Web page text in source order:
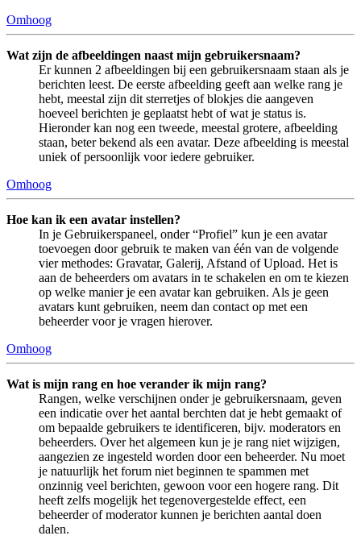
Omhoog
Wat zijn de afbeeldingen naast mijn gebruikersnaam?
Er kunnen 2 afbeeldingen bij een gebruikersnaam staan als je
berichten leest. De eerste afbeelding geeft aan welke rang je
hebt, meestal zijn dit sterretjes of blokjes die aangeven
hoeveel berichten je geplaatst hebt of wat je status is.
Hieronder kan nog een tweede, meestal grotere, afbeelding
staan, beter bekend als een avatar. Deze afbeelding is meestal
uniek of persoonlijk voor iedere gebruiker.
Omhoog
Hoe kan ik een avatar instellen?
In je Gebruikerspaneel, onder “Profiel” kun je een avatar
toevoegen door gebruik te maken van één van de volgende
vier methodes: Gravatar, Galerij, Afstand of Upload. Het is
aan de beheerders om avatars in te schakelen en om te kiezen
op welke manier je een avatar kan gebruiken. Als je geen
avatars kunt gebruiken, neem dan contact op met een
beheerder voor je vragen hierover.
Omhoog
Wat is mijn rang en hoe verander ik mijn rang?
Rangen, welke verschijnen onder je gebruikersnaam, geven
een indicatie over het aantal berchten dat je hebt gemaakt of
om bepaalde gebruikers te identificeren, bijv. moderators en
beheerders. Over het algemeen kun je je rang niet wijzigen,
aangezien ze ingesteld worden door een beheerder. Nu moet
je natuurlijk het forum niet beginnen te spammen met
onzinnig veel berichten, gewoon voor een hogere rang. Dit
heeft zelfs mogelijk het tegenovergestelde effect, een
beheerder of moderator kunnen je berichten aantal doen
dalen.